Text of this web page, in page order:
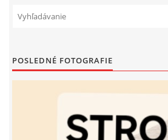
POSLEDNÉ FOTOGRAFIE